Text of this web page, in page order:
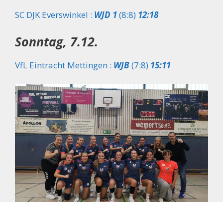
SC DJK Everswinkel : WJD 1(8:8) 12:18
Sonntag, 7.12.
VfL Eintracht Mettingen : WJB(7:8) 15:11